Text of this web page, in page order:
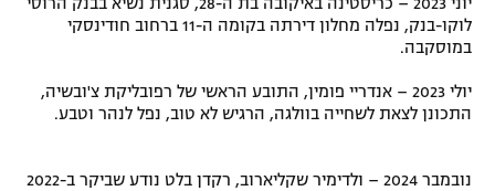
לוקו-בנק, נפלה מחלון דירתה בקומה ה-11 ברחוב חודינסקי
במוסקבה.
יולי 2023 – אנדריי פומין, התובע הראשי של רפובליקת צ'ובשיה,
התכונן לצאת לשחייה בוולגה, הרגיש לא טוב, נפל לנהר וטבע.
נובמבר 2024 – ולדימיר שקליארוב, רקדן בלט נודע שביקר ב-2022